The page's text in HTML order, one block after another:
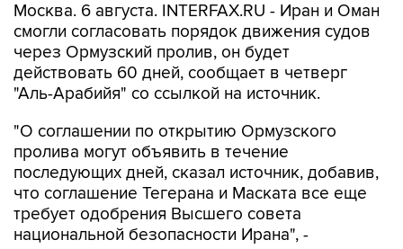
Москва. 6 августа. INTERFAX.RU - Иран и Оман
смогли согласовать порядок движения судов
через Ормузский пролив, он будет
действовать 60 дней, сообщает в четверг
"Аль-Арабийя" со ссылкой на источник.
"О соглашении по открытию Ормузского
пролива могут объявить в течение
последующих дней, сказал источник, добавив,
что соглашение Тегерана и Маската все еще
требует одобрения Высшего совета
национальной безопасности Ирана", -